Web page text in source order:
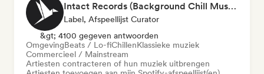
Intact Records (Background Chill Music & Good Vibes On The Road)
Label, Afspeellijst Curator
&gt; 4100 gegeven antwoorden
OmgevingBeats / Lo-fiChillenKlassieke muziek
Commercieel / Mainstream
Artiesten contracteren of hun muziek uitbrengen